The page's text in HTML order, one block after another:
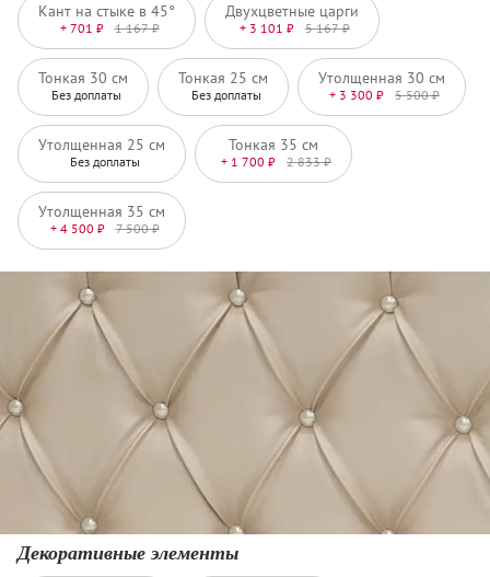
Кант на стыке в 45°
+ 701 ₽ 1 167 ₽
Двухцветные царги
+ 3 101 ₽ 5 167 ₽
Тонкая 30 см
Без доплаты
Тонкая 25 см
Без доплаты
Утолщенная 30 см
+ 3 300 ₽ 5 500 ₽
Утолщенная 25 см
Без доплаты
Тонкая 35 см
+ 1 700 ₽ 2 833 ₽
Утолщенная 35 см
+ 4 500 ₽ 7 500 ₽
Декоративные элементы